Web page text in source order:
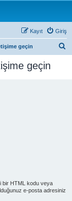
Giriş
Kayıt
geçin
geçin
bir HTML kodu veya
e-posta adresiniz